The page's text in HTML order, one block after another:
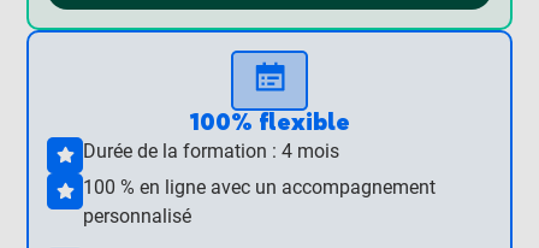
100% flexible
Durée de la formation : 4 mois
100 % en ligne avec un accompagnement
personnalisé